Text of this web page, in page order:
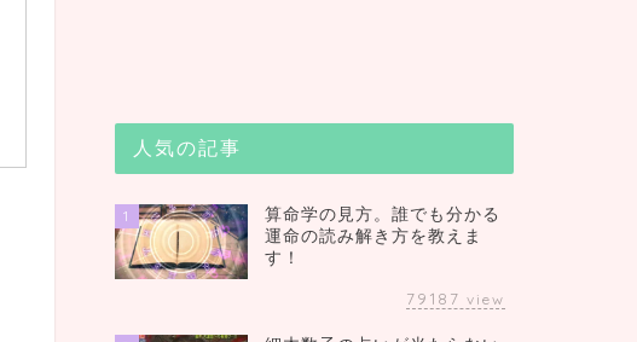
人気の記事
1
算命学の見方。誰でも分かる
運命の読み解き方を教えま
す！
79187 view